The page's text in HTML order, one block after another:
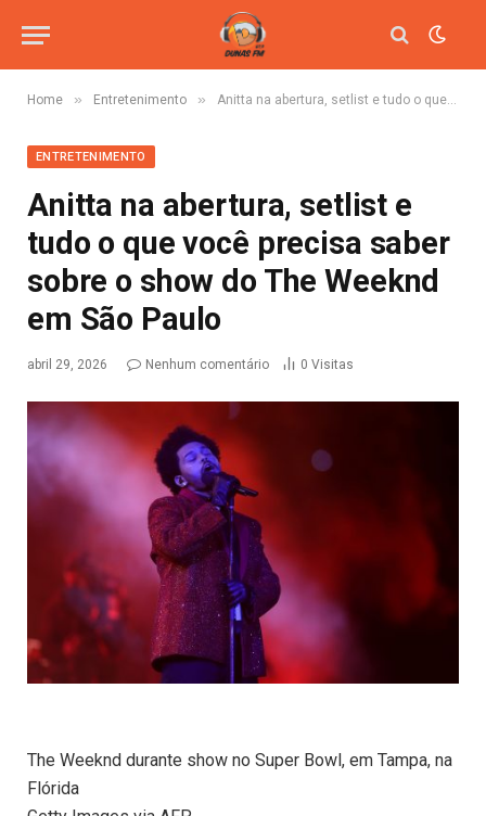
Home » Entretenimento » Anitta na abertura, setlist e tudo o que você precisa saber sobre o show do The Weeknd em São Paulo
ENTRETENIMENTO
Anitta na abertura, setlist e
tudo o que você precisa saber
sobre o show do The Weeknd
em São Paulo
abril 29, 2026 Nenhum comentário 0 Visitas
The Weeknd durante show no Super Bowl, em Tampa, na
Flórida